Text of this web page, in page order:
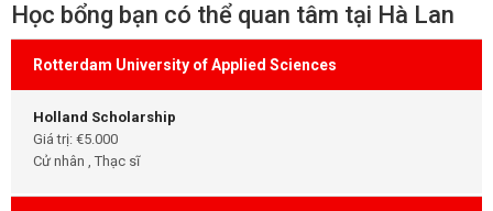
Học bổng bạn có thể quan tâm tại Hà Lan
Rotterdam University of Applied Sciences
Holland Scholarship
Giá trị: €5.000
Cử nhân , Thạc sĩ